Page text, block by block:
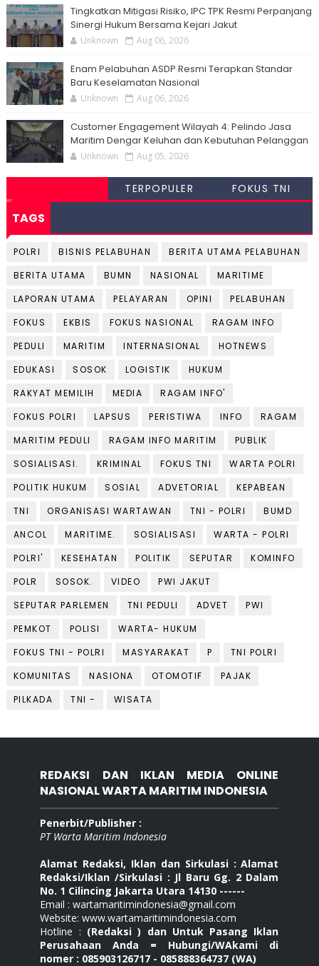
Tingkatkan Mitigasi Risiko, IPC TPK Resmi Perpanjang
Sinergi Hukum Bersama Kejari Jakut
Unknown Aug 06, 2026
Enam Pelabuhan ASDP Resmi Terapkan Standar
Baru Keselamatan Nasional
Unknown Aug 06, 2026
Customer Engagement Wilayah 4: Pelindo Jasa
Maritim Dengar Keluhan dan Kebutuhan Pelanggan
Unknown Aug 05, 2026
TERPOPULER FOKUS TNI
TAGS
POLRI BISNIS PELABUHAN
BERITA UTAMA PELABUHAN
BERITA UTAMA
BUMN NASIONAL
MARITIME
LAPORAN UTAMA
PELAYARAN OPINI
PELABUHAN
FOKUS
EKBIS FOKUS NASIONAL
RAGAM INFO
PEDULI
MARITIM INTERNASIONAL
HOTNEWS
EDUKASI
SOSOK LOGISTIK
HUKUM
RAKYAT MEMILIH
MEDIA
RAGAM INFO'
FOKUS POLRI
LAPSUS PERISTIWA INFO
RAGAM
MARITIM PEDULI
RAGAM INFO MARITIM
PUBLIK
SOSIALISASI.
KRIMINAL FOKUS TNI
WARTA POLRI
POLITIK HUKUM
SOSIAL ADVETORIAL
KEPABEAN
TNI
ORGANISASI WARTAWAN TNI - POLRI
BUMD
ANCOL
MARITIME. SOSIALISASI
WARTA - POLRI
POLRI'
KESEHATAN POLITIK SEPUTAR
KOMINFO
POLR
SOSOK. VIDEO
PWI JAKUT
SEPUTAR PARLEMEN
TNI PEDULI ADVET
PWI
PEMKOT
POLISI
WARTA- HUKUM
FOKUS TNI - POLRI
MASYARAKAT P
TNI POLRI
KOMUNITAS
NASIONA OTOMOTIF
PAJAK
PILKADA
TNI - WISATA
REDAKSI DAN IKLAN MEDIA ONLINE
NASIONAL WARTA MARITIM INDONESIA
Penerbit/Publisher :
PT Warta Maritim Indonesia
Alamat Redaksi, Iklan dan Sirkulasi : Alamat
Redaksi/Iklan /Sirkulasi : Jl Baru Gg. 2 Dalam
No. 1 Cilincing Jakarta Utara 14130 ------
Email : wartamaritimindonesia@gmail.com
Website: www.wartamaritimindonesia.com
Hotline : (Redaksi ) dan Untuk Pasang Iklan
Perusahaan Anda = Hubungi/WAkami di
nomer : 085903126717 - 085888364737 (WA)